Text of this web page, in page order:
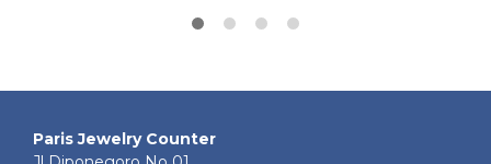
Paris Jewelry Counter